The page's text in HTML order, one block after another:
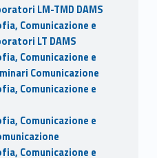
LM-TMD DAMS
Comunicazione e
LT DAMS
Comunicazione e
Comunicazione
Comunicazione e
Comunicazione e
Comunicazione e